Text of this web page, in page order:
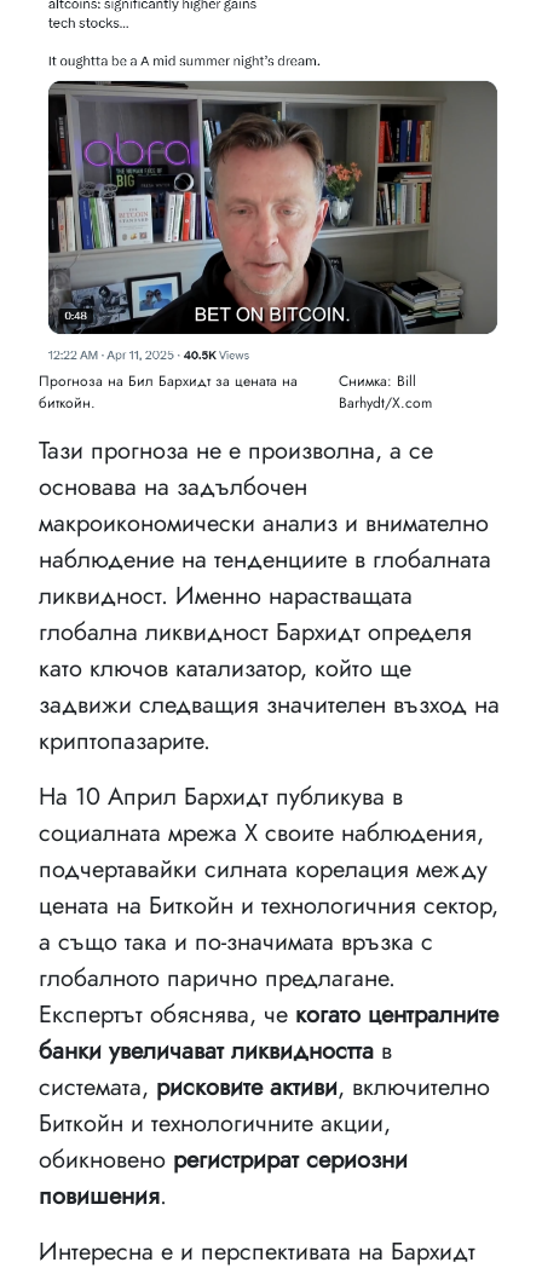
Прогноза на Бил Бархидт за цената на
биткойн.
Снимка: Bill
Barhydt/X.com
Тази прогноза не е произволна, а се
основава на задълбочен
макроикономически анализ и внимателно
наблюдение на тенденциите в глобалната
ликвидност. Именно нарастващата
глобална ликвидност Бархидт определя
като ключов катализатор, който ще
задвижи следващия значителен възход на
криптопазарите.
На 10 Април Бархидт публикува в
социалната мрежа X своите наблюдения,
подчертавайки силната корелация между
цената на Биткойн и технологичния сектор,
а също така и по-значимата връзка с
глобалното парично предлагане.
Експертът обяснява, че когато централните
банки увеличават ликвидността в
системата, рисковите активи, включително
Биткойн и технологичните акции,
обикновено регистрират сериозни
повишения.
Интересна е и перспективата на Бархидт